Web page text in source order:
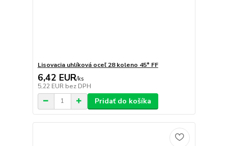
Lisovacia uhlíková oceľ 28 koleno 45° FF
6,42 EUR/ks
5,22 EUR bez DPH
Pridať do košíka